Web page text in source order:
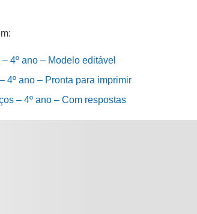
4º ano – Modelo editável
4º ano – Pronta para imprimir
– 4º ano – Com respostas